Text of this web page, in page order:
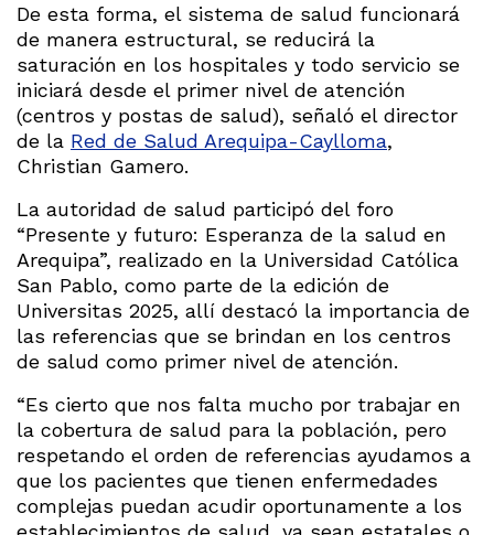
De esta forma, el sistema de salud funcionará
de manera estructural, se reducirá la
saturación en los hospitales y todo servicio se
iniciará desde el primer nivel de atención
(centros y postas de salud), señaló el director
de la Red de Salud Arequipa-Caylloma,
Christian Gamero.
La autoridad de salud participó del foro
“Presente y futuro: Esperanza de la salud en
Arequipa”, realizado en la Universidad Católica
San Pablo, como parte de la edición de
Universitas 2025, allí destacó la importancia de
las referencias que se brindan en los centros
de salud como primer nivel de atención.
“Es cierto que nos falta mucho por trabajar en
la cobertura de salud para la población, pero
respetando el orden de referencias ayudamos a
que los pacientes que tienen enfermedades
complejas puedan acudir oportunamente a los